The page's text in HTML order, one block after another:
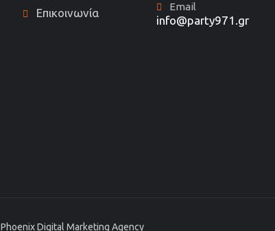
Επικοινωνία
Email
info@party971.gr
Phoenix Digital Marketing Agency